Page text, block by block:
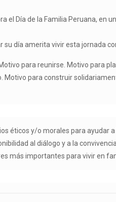
el Día de la Familia Peruana, en
su día amerita vivir esta jornada
para reunirse. Motivo para
Motivo para construir
éticos y/o morales para
al diálogo y a la
más importantes para vivir en